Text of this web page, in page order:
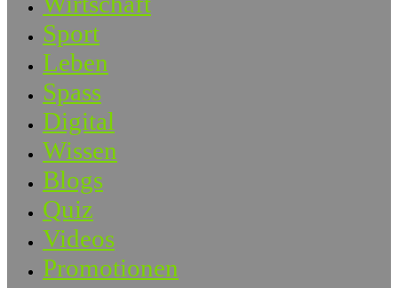
Sport
Leben
Spass
Digital
Wissen
Blogs
Quiz
Videos
Promotionen